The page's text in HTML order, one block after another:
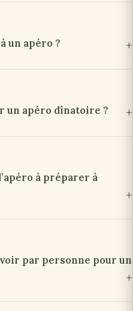
un apéro ?
un apéro dînatoire ?
à préparer à
par personne pour un